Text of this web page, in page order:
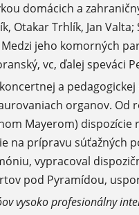
domácich a
Otakar Trhlík, Jan
jeho komorných
vc, ďalej speváci
a
organov. Od
Mayerom) dispozície
na prípravu súťažných
vypracoval
pod Pyramídou,
vysoko profesionálny